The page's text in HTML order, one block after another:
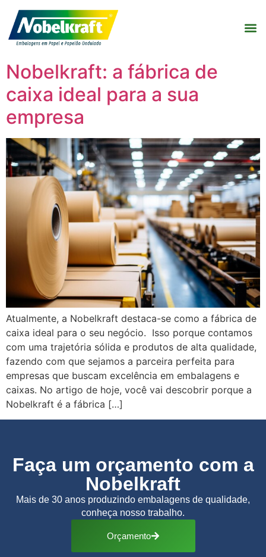
Nobelkraft: a fábrica de
caixa ideal para a sua
empresa
Atualmente, a Nobelkraft destaca-se como a fábrica de
caixa ideal para o seu negócio. Isso porque contamos
com uma trajetória sólida e produtos de alta qualidade,
fazendo com que sejamos a parceira perfeita para
empresas que buscam excelência em embalagens e
caixas. No artigo de hoje, você vai descobrir porque a
Nobelkraft é a fábrica […]
Faça um orçamento com a
Nobelkraft
Mais de 30 anos produzindo embalagens de qualidade,
conheça nosso trabalho.
Orçamento